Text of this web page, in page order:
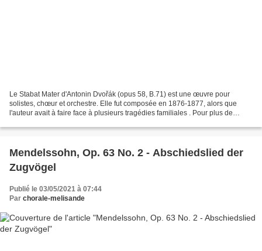
Le Stabat Mater d'Antonin Dvořák (opus 58, B.71) est une œuvre pour
solistes, chœur et orchestre. Elle fut composée en 1876-1877, alors que
l'auteur avait à faire face à plusieurs tragédies familiales . Pour plus de
Mendelssohn, Op. 63 No. 2 - Abschiedslied der
Zugvögel
Publié le 03/05/2021 à 07:44
Par chorale-melisande